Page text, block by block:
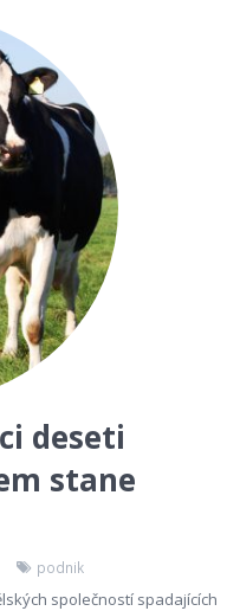
deseti
stane
podnik
společností spadajících